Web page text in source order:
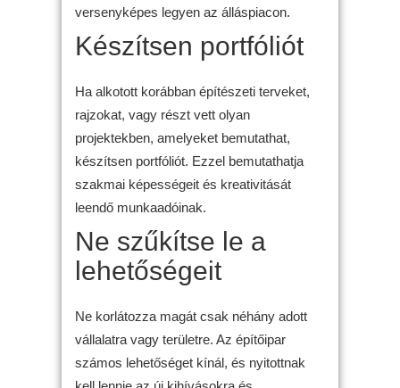
versenyképes legyen az álláspiacon.
Készítsen portfóliót
Ha alkotott korábban építészeti terveket,
rajzokat, vagy részt vett olyan
projektekben, amelyeket bemutathat,
készítsen portfóliót. Ezzel bemutathatja
szakmai képességeit és kreativitását
leendő munkaadóinak.
Ne szűkítse le a
lehetőségeit
Ne korlátozza magát csak néhány adott
vállalatra vagy területre. Az építőipar
számos lehetőséget kínál, és nyitottnak